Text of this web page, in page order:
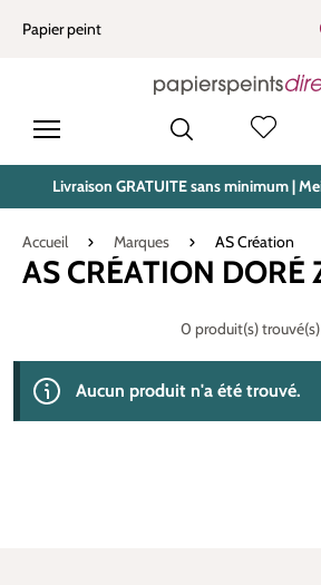
principal
Papier peint
Livraison GRATUITE sans minimum |
Accueil Marques AS Création
AS CRÉATION DORÉ
0 produit(s) trouvé(s)
Aucun produit n'a été trouvé.